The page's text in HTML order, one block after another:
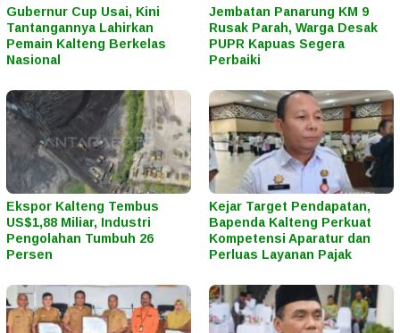
Gubernur Cup Usai, Kini
Tantangannya Lahirkan
Pemain Kalteng Berkelas
Nasional
Jembatan Panarung KM 9
Rusak Parah, Warga Desak
PUPR Kapuas Segera
Perbaiki
Ekspor Kalteng Tembus
US$1,88 Miliar, Industri
Pengolahan Tumbuh 26
Persen
Kejar Target Pendapatan,
Bapenda Kalteng Perkuat
Kompetensi Aparatur dan
Perluas Layanan Pajak